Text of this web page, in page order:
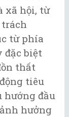
xã hội, từ
từ phía
đặc biệt
thất
tiêu
hướng đầu
hưởng